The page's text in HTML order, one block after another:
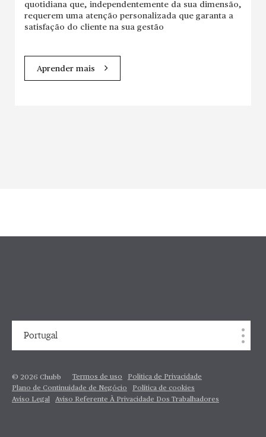
quotidiana que, independentemente da sua dimensão,
requerem uma atenção personalizada que garanta a
satisfação do cliente na sua gestão
Aprender mais
Portugal
© 2026 Chubb Termos de uso
Politica de Privacidade
Plano de Continuidade de Negócio
Política de cookies
Aviso Legal
Aviso Referente À Privacidade Dos Trabalhadores